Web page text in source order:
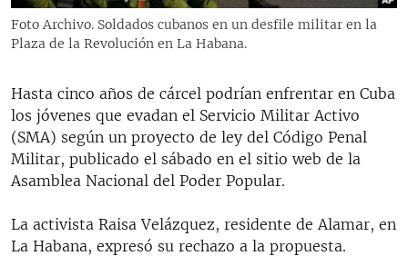
LA REALIDAD DE LA VIVIENDA EN CUBA
SER VIEJO EN CUBA
LOS SANTOS DE HIALEAH
DESINFORMACIÓN RUSA EN AMÉRICA LATINA
LA INVASIÓN DE RUSIA A UCRANIA
EDITORIALES
Foto Archivo. Soldados cubanos en un desfile militar en la
Plaza de la Revolución en La Habana.
Hasta cinco años de cárcel podrían enfrentar en Cuba
los jóvenes que evadan el Servicio Militar Activo
(SMA) según un proyecto de ley del Código Penal
Militar, publicado el sábado en el sitio web de la
Asamblea Nacional del Poder Popular.
La activista Raisa Velázquez, residente de Alamar, en
La Habana, expresó su rechazo a la propuesta.